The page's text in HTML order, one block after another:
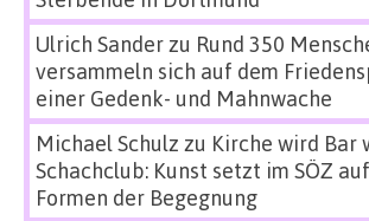
Ulrich Sanderzu Rund 350
versammeln sich auf dem
einer Gedenk- und Mahnwache
Michael Schulz zu Kirche wird Bar
Schachclub: Kunst setzt im SÖZ
Formen der Begegnung